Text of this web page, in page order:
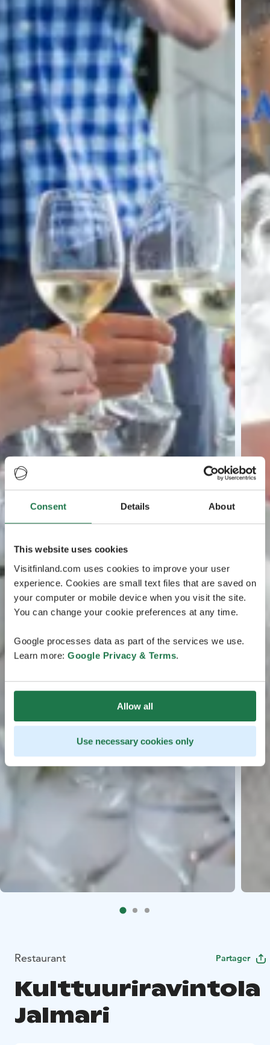
Consent Details About
This website uses cookies
Visitfinland.com uses cookies to improve your user
experience. Cookies are small text files that are saved on
your computer or mobile device when you visit the site.
You can change your cookie preferences at any time.
Google processes data as part of the services we use.
Learn more: Google Privacy & Terms.
Allow all
Use necessary cookies only
Restaurant Partager
Kulttuuriravintola
Jalmari